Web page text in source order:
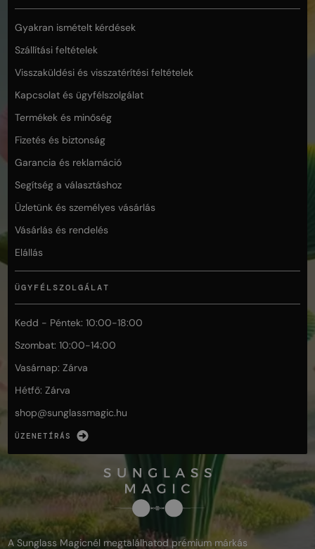
Gyakran ismételt kérdések
Szállítási feltételek
Visszaküldési és visszatérítési feltételek
Kapcsolat és ügyfélszolgálat
Termékek és minőség
Fizetés és biztonság
Garancia és reklamáció
Segítség a választáshoz
Üzletünk és személyes vásárlás
Vásárlás és rendelés
Elállás
ÜGYFÉLSZOLGÁLAT
Kedd - Péntek: 10:00-18:00
Szombat: 10:00-14:00
Vasárnap: Zárva
Hétfő: Zárva
shop@sunglassmagic.hu
ÜZENETÍRÁS
A Sunglass Magicnél megtalálhatod prémium márkás